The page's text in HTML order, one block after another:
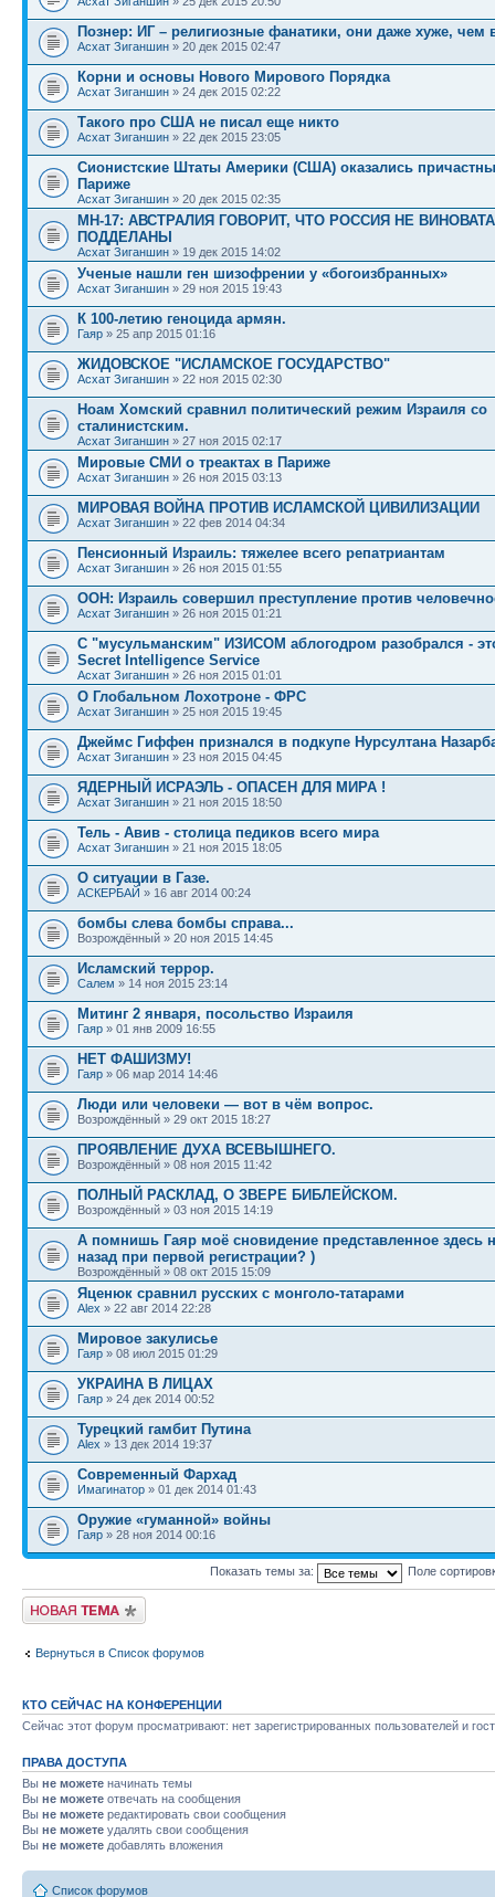
Познер: ИГ – религиозные фанатики, они даже хуже, чем
Асхат Зиганшин » 20 дек 2015 02:47
Корни и основы Нового Мирового Порядка
Асхат Зиганшин » 24 дек 2015 02:22
Такого про США не писал еще никто
Асхат Зиганшин » 22 дек 2015 23:05
Сионистские Штаты Америки (США) оказались
Париже
Асхат Зиганшин » 20 дек 2015 02:35
МН-17: АВСТРАЛИЯ ГОВОРИТ, ЧТО РОССИЯ НЕ
ПОДДЕЛАНЫ
Асхат Зиганшин » 19 дек 2015 14:02
Ученые нашли ген шизофрении у «богоизбранных»
Асхат Зиганшин » 29 ноя 2015 19:43
К 100-летию геноцида армян.
Гаяр » 25 апр 2015 01:16
ЖИДОВСКОЕ "ИСЛАМСКОЕ ГОСУДАРСТВО"
Асхат Зиганшин » 22 ноя 2015 02:30
Ноам Хомский сравнил политический режим Израиля со
сталинистским.
Асхат Зиганшин » 27 ноя 2015 02:17
Мировые СМИ о треактах в Париже
Асхат Зиганшин » 26 ноя 2015 03:13
МИРОВАЯ ВОЙНА ПРОТИВ ИСЛАМСКОЙ ЦИВИЛИЗАЦИИ
Асхат Зиганшин » 22 фев 2014 04:34
Пенсионный Израиль: тяжелее всего репатриантам
Асхат Зиганшин » 26 ноя 2015 01:55
ООН: Израиль совершил преступление против
Асхат Зиганшин » 26 ноя 2015 01:21
С "мусульманским" ИЗИСОМ аблогодром разобрался -
Secret Intelligence Service
Асхат Зиганшин » 26 ноя 2015 01:01
О Глобальном Лохотроне - ФРС
Асхат Зиганшин » 25 ноя 2015 19:45
Джеймс Гиффен признался в подкупе Нурсултана
Асхат Зиганшин » 23 ноя 2015 04:45
ЯДЕРНЫЙ ИСРАЭЛЬ - ОПАСЕН ДЛЯ МИРА !
Асхат Зиганшин » 21 ноя 2015 18:50
Тель - Авив - столица педиков всего мира
Асхат Зиганшин » 21 ноя 2015 18:05
О ситуации в Газе.
АСКЕРБАЙ » 16 авг 2014 00:24
бомбы слева бомбы справа...
Возрождённый » 20 ноя 2015 14:45
Исламский террор.
Салем » 14 ноя 2015 23:14
Митинг 2 января, посольство Израиля
Гаяр » 01 янв 2009 16:55
НЕТ ФАШИЗМУ!
Гаяр » 06 мар 2014 14:46
Люди или человеки — вот в чём вопрос.
Возрождённый » 29 окт 2015 18:27
ПРОЯВЛЕНИЕ ДУХА ВСЕВЫШНЕГО.
Возрождённый » 08 ноя 2015 11:42
ПОЛНЫЙ РАСКЛАД, О ЗВЕРЕ БИБЛЕЙСКОМ.
Возрождённый » 03 ноя 2015 14:19
А помнишь Гаяр моё сновидение представленное здесь
назад при первой регистрации? )
Возрождённый » 08 окт 2015 15:09
Яценюк сравнил русских с монголо-татарами
Alex » 22 авг 2014 22:28
Мировое закулисье
Гаяр » 08 июл 2015 01:29
УКРАИНА В ЛИЦАХ
Гаяр » 24 дек 2014 00:52
Турецкий гамбит Путина
Alex » 13 дек 2014 19:37
Современный Фархад
Имагинатор » 01 дек 2014 01:43
Оружие «гуманной» войны
Гаяр » 28 ноя 2014 00:16
Показать темы за: Поле
Новая тема
Вернуться в Список форумов
КТО СЕЙЧАС НА КОНФЕРЕНЦИИ
Сейчас этот форум просматривают: нет зарегистрированных пользователей и
ПРАВА ДОСТУПА
Вы не можете начинать темы
Вы не можете отвечать на сообщения
Вы не можете редактировать свои сообщения
Вы не можете удалять свои сообщения
Вы не можете добавлять вложения
Список форумов